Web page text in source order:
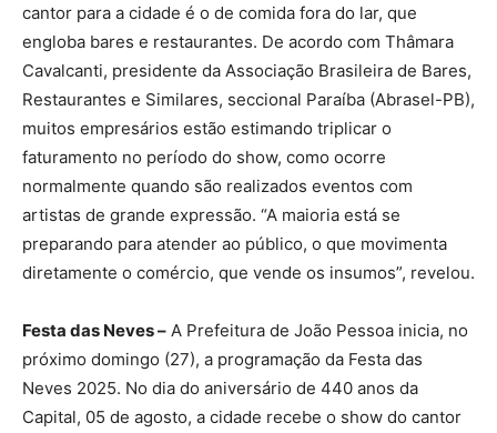
cantor para a cidade é o de comida fora do lar, que
engloba bares e restaurantes. De acordo com Thâmara
Cavalcanti, presidente da Associação Brasileira de Bares,
Restaurantes e Similares, seccional Paraíba (Abrasel-PB),
muitos empresários estão estimando triplicar o
faturamento no período do show, como ocorre
normalmente quando são realizados eventos com
artistas de grande expressão. “A maioria está se
preparando para atender ao público, o que movimenta
diretamente o comércio, que vende os insumos”, revelou.
Festa das Neves – A Prefeitura de João Pessoa inicia, no
próximo domingo (27), a programação da Festa das
Neves 2025. No dia do aniversário de 440 anos da
Capital, 05 de agosto, a cidade recebe o show do cantor